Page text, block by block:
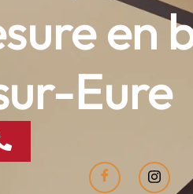
en
Eure